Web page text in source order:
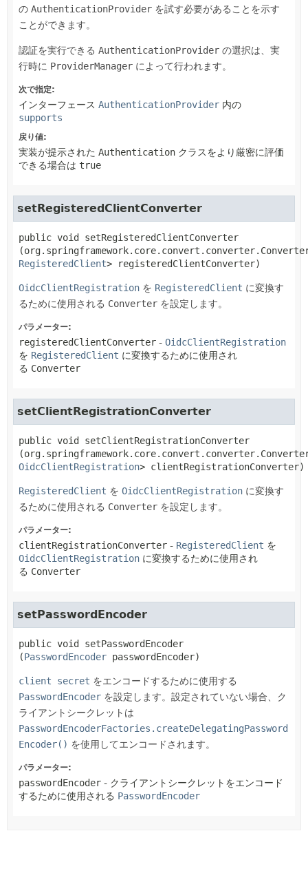
の AuthenticationProvider を試す必要があることを示す
ことができます。
認証を実行できる AuthenticationProvider の選択は、実
行時に ProviderManager によって行われます。
次で指定:
インターフェース AuthenticationProvider 内の
supports
戻り値:
実装が提示された Authentication クラスをより厳密に評価
できる場合は true
setRegisteredClientConverter
public void
setRegisteredClientConverter
RegisteredClient> registeredClientConverter)
OidcClientRegistration を RegisteredClient に変換す
るために使用される Converter を設定します。
パラメーター:
registeredClientConverter - OidcClientRegistration
を RegisteredClient に変換するために使用され
る Converter
setClientRegistrationConverter
public void
setClientRegistrationConverter
OidcClientRegistration> clientRegistrationConverter)
RegisteredClient を OidcClientRegistration に変換す
るために使用される Converter を設定します。
パラメーター:
clientRegistrationConverter - RegisteredClient を
OidcClientRegistration に変換するために使用され
る Converter
setPasswordEncoder
public void
setPasswordEncoder
(PasswordEncoder passwordEncoder)
client secret をエンコードするために使用する
PasswordEncoder を設定します。設定されていない場合、ク
ライアントシークレットは
PasswordEncoderFactories.createDelegatingPassword
Encoder() を使用してエンコードされます。
パラメーター:
passwordEncoder - クライアントシークレットをエンコード
するために使用される PasswordEncoder